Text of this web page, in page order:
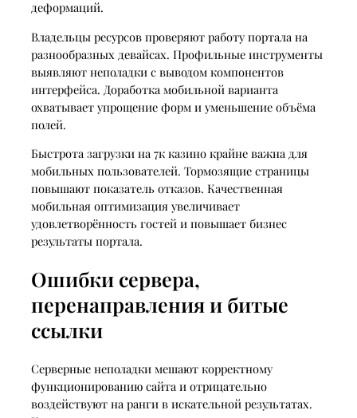
деформаций.
Владельцы ресурсов проверяют работу портала на
разнообразных девайсах. Профильные инструменты
выявляют неполадки с выводом компонентов
интерфейса. Доработка мобильной варианта
охватывает упрощение форм и уменьшение объёма
полей.
Быстрота загрузки на 7к казино крайне важна для
мобильных пользователей. Тормозящие страницы
повышают показатель отказов. Качественная
мобильная оптимизация увеличивает
удовлетворённость гостей и повышает бизнес
результаты портала.
Ошибки сервера,
перенаправления и битые
ссылки
Серверные неполадки мешают корректному
функционированию сайта и отрицательно
воздействуют на ранги в искательной результатах.